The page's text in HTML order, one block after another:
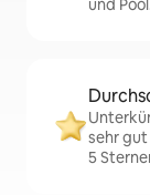
und
sehr
5